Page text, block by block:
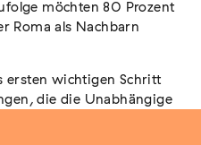
Politische und
und
möchten 80 Prozent
Roma als Nachbarn
ersten wichtigen Schritt
die die Unabhängige
Dr. Mehmet